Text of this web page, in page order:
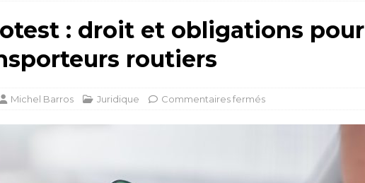
: droit et obligations pour
routiers
Michel Barros Juridique Commentaires fermés